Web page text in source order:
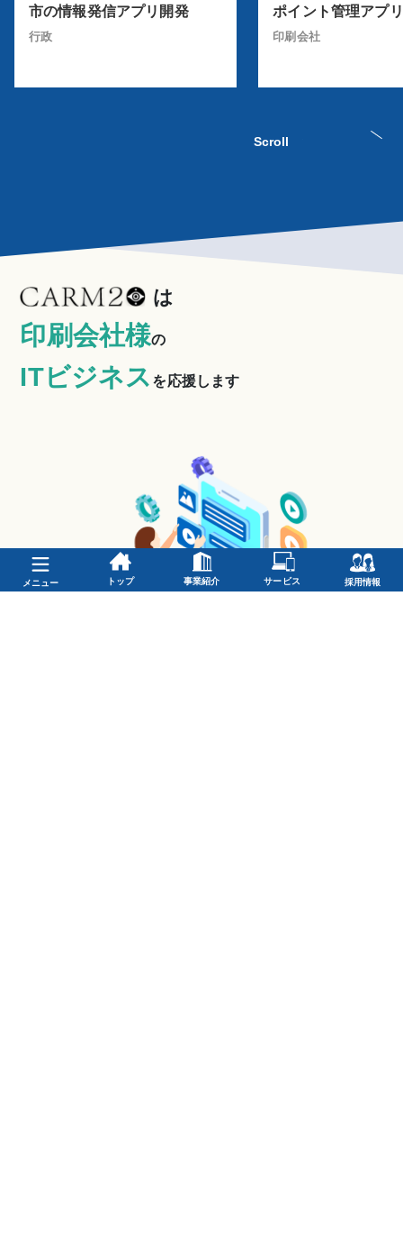
市の情報発信アプリ開発
行政
ポイント管理アプリ
印刷会社
Scroll
は
印刷会社様の
ITビジネス を応援します
メニュー トップ 事業紹介 サービス 採用情報